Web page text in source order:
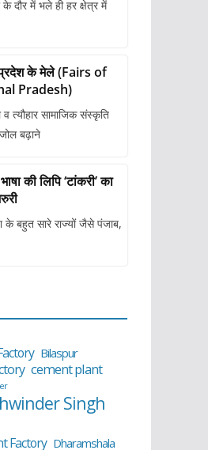
दौर में भले ही हर क्षेत्र में
के मेले (Fairs of
Pradesh)
त्यौहार सामाजिक संस्कृति
बढ़ाने
‘टांकरी’ का
बहुत सारे राज्यों जैसे पंजाब,
Bilaspur
cement plant
Singh
Factory Dharamshala